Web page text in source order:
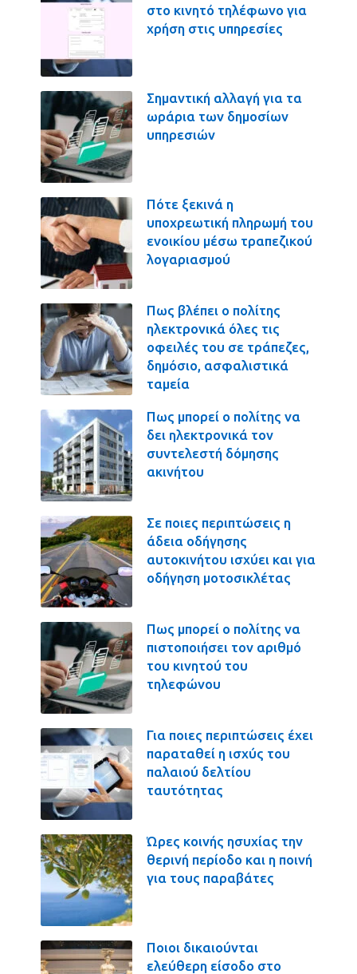
στο κινητό τηλέφωνο για
χρήση στις υπηρεσίες
Σημαντική αλλαγή για τα
ωράρια των δημοσίων
υπηρεσιών
Πότε ξεκινά η
υποχρεωτική πληρωμή του
ενοικίου μέσω τραπεζικού
λογαριασμού
Πως βλέπει ο πολίτης
ηλεκτρονικά όλες τις
οφειλές του σε τράπεζες,
δημόσιο, ασφαλιστικά
ταμεία
Πως μπορεί ο πολίτης να
δει ηλεκτρονικά τον
συντελεστή δόμησης
ακινήτου
Σε ποιες περιπτώσεις η
άδεια οδήγησης
αυτοκινήτου ισχύει και για
οδήγηση μοτοσικλέτας
Πως μπορεί ο πολίτης να
πιστοποιήσει τον αριθμό
του κινητού του
τηλεφώνου
Για ποιες περιπτώσεις έχει
παραταθεί η ισχύς του
παλαιού δελτίου
ταυτότητας
Ώρες κοινής ησυχίας την
θερινή περίοδο και η ποινή
για τους παραβάτες
Ποιοι δικαιούνται
ελεύθερη είσοδο στο